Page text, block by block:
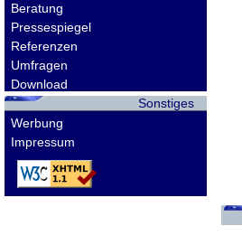
Beratung
Pressespiegel
Referenzen
Umfragen
Download
Sonstiges
Werbung
Impressum